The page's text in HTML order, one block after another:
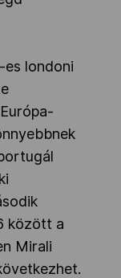
es londoni
között a
Mirali